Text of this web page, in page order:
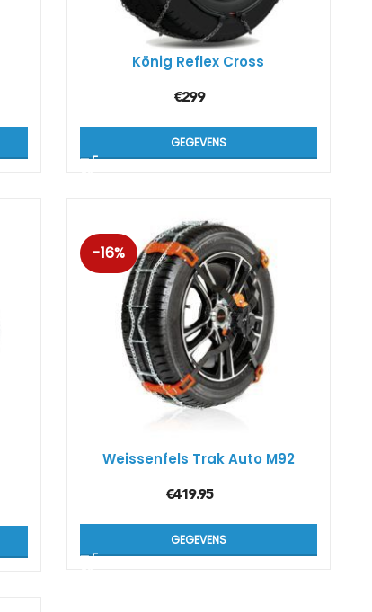
König Reflex Cross
€299
GEGEVENS
-16%
Weissenfels Trak Auto M92
€419.95
GEGEVENS